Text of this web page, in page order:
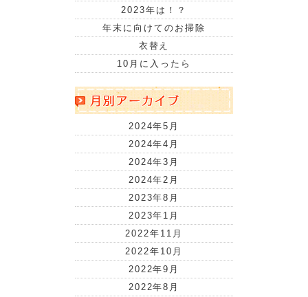
2023年は！？
年末に向けてのお掃除
衣替え
10月に入ったら
2024年5月
2024年4月
2024年3月
2024年2月
2023年8月
2023年1月
2022年11月
2022年10月
2022年9月
2022年8月